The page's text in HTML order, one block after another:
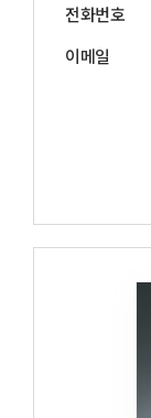
전화번호
이메일